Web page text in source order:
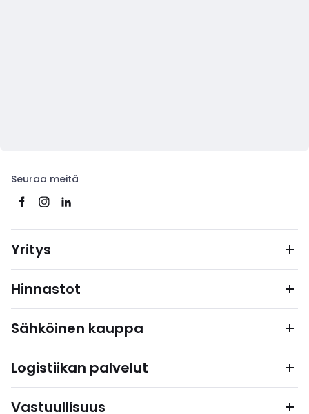
Seuraa meitä
Yritys
Hinnastot
Sähköinen kauppa
Logistiikan palvelut
Vastuullisuus